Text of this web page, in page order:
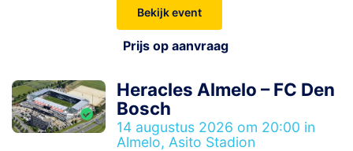
Bekijk event
Prijs op aanvraag
Heracles Almelo – FC Den
Bosch
14 augustus 2026 om 20:00 in
Almelo, Asito Stadion